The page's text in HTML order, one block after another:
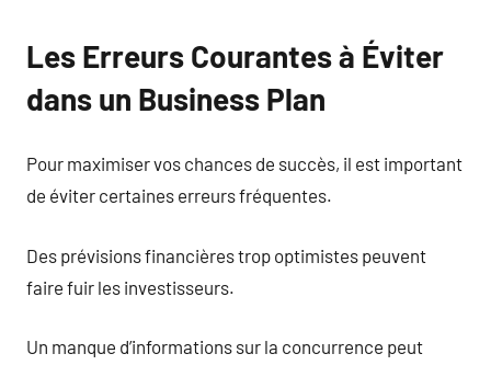
Les Erreurs Courantes à Éviter
dans un Business Plan
Pour maximiser vos chances de succès, il est important
de éviter certaines erreurs fréquentes.
Des prévisions financières trop optimistes peuvent
faire fuir les investisseurs.
Un manque d’informations sur la concurrence peut